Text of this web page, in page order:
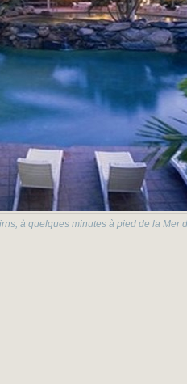
à quelques minutes à pied de la Mer